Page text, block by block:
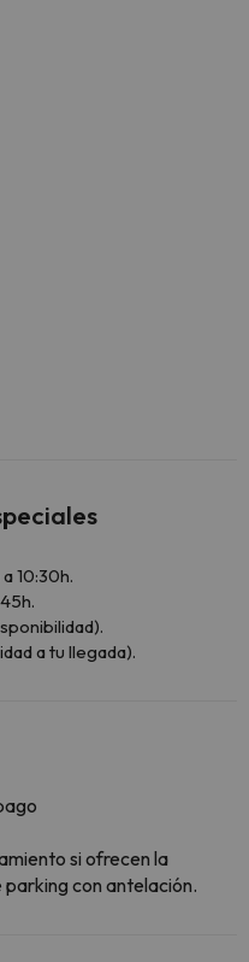
10:30h.
a tu llegada).
si ofrecen la
con antelación.